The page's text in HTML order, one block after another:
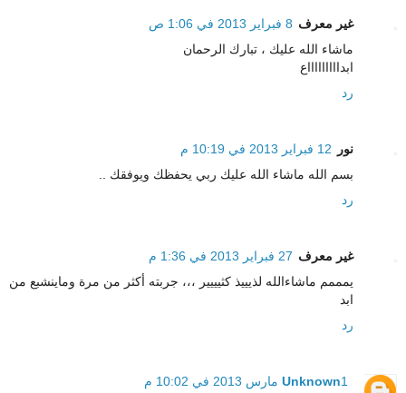
غير معرف 8 فبراير 2013 في 1:06 ص
ماشاء الله عليك ، تبارك الرحمان
ابداااااااااع
رد
نور
12 فبراير 2013 في 10:19 م
بسم الله ماشاء الله عليك ربي يحفظك ويوفقك ..
رد
غير معرف 27 فبراير 2013 في 1:36 م
يمممم ماشاءالله لذيييذ كثيييير ،،، جربته أكثر من مرة وماينشبع من
ابد
رد
Unknown1 مارس 2013 في 10:02 م